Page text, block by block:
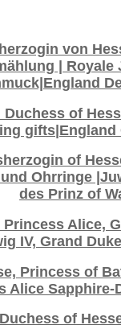
von
|
of
gifts|England
of
Ohrringe
des Prinz of
Alice,
IV, Grand
Princess of
Alice Sapphire-
of